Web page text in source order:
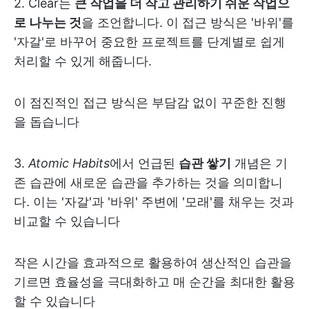
2. Clear는 큰 작업을 더 작고 관리하기 쉬운 작업으
로 나누는 것을 조언합니다. 이 접근 방식은 '바위'를
'자갈'로 바꾸어 중요한 프로젝트를 단계별로 쉽게
처리할 수 있게 해줍니다.
이 점진적인 접근 방식은 부담감 없이 꾸준한 진행
을 돕습니다
3. Atomic Habits에서 언급된 습관 쌓기
개념은 기
존 습관에 새로운 습관을 추가하는 것을 의미합니
다. 이는 '자갈'과 '바위' 주변에 '모래'를 채우는 것과
비교할 수 있습니다
작은 시간을 효과적으로 활용하여 생산적인 습관을
기르면 효율성을 극대화하고 매 순간을 최대한 활용
할 수 있습니다